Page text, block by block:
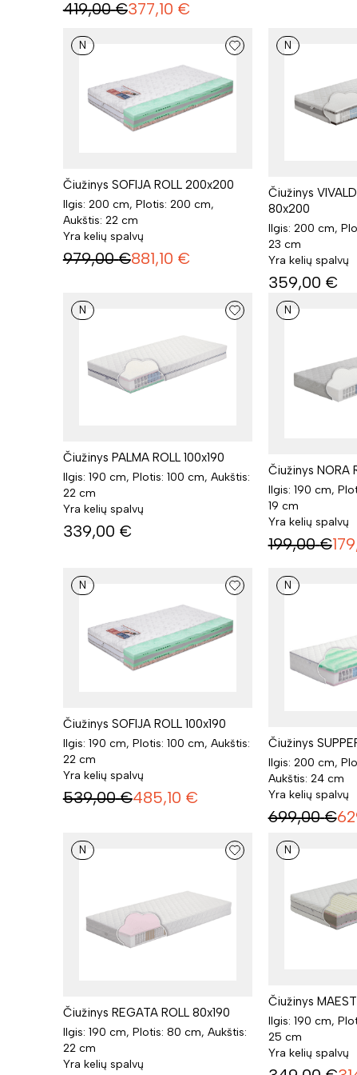
419,00 €377,10 €
N
Čiužinys SOFIJA ROLL 200x200
Ilgis: 200 cm, Plotis: 200 cm,
Aukštis: 22 cm
Yra kelių spalvų
979,00 €881,10 €
N
Čiužinys
80x200
Ilgis: 200 cm,
23 cm
Yra kelių spalvų
359,00 €
N
Čiužinys PALMA ROLL 100x190
Ilgis: 190 cm, Plotis: 100 cm, Aukštis:
22 cm
Yra kelių spalvų
339,00 €
N
Čiužinys NORA
Ilgis: 190 cm,
19 cm
Yra kelių spalvų
199,00 €
N
Čiužinys SOFIJA ROLL 100x190
Ilgis: 190 cm, Plotis: 100 cm, Aukštis:
22 cm
Yra kelių spalvų
539,00 €485,10 €
N
Čiužinys
Ilgis: 200 cm,
Aukštis: 24 cm
Yra kelių spalvų
699,00 €
N
Čiužinys REGATA ROLL 80x190
Ilgis: 190 cm, Plotis: 80 cm, Aukštis:
22 cm
Yra kelių spalvų
N
Čiužinys
Ilgis: 190 cm,
25 cm
Yra kelių spalvų